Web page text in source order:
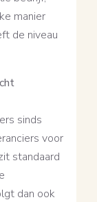
manier
de niveau
sinds
voor
standaard
dan ook